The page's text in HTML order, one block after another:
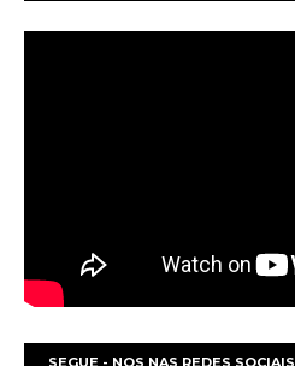
SEGUE - NOS NAS REDES SOCIAIS